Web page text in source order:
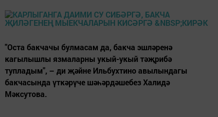
"Оста бакчачы булмасам да, бакча эшләренә
кагылышлы язмаларны укый-укый тәҗрибә
тупладым", – ди җәйне Ильбухтино авылындагы
бакчасында үткәрүче шәһәрдәшебез Халидә
Мәксутова.